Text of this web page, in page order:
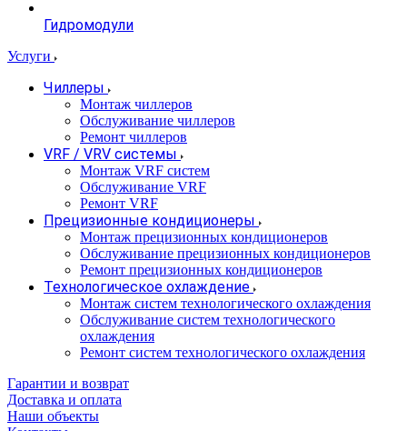
Гидромодули
Услуги
Чиллеры
Монтаж чиллеров
Обслуживание чиллеров
Ремонт чиллеров
VRF / VRV системы
Монтаж VRF систем
Обслуживание VRF
Ремонт VRF
Прецизионные кондиционеры
Монтаж прецизионных кондиционеров
Обслуживание прецизионных кондиционеров
Ремонт прецизионных кондиционеров
Технологическое охлаждение
Монтаж систем технологического охлаждения
Обслуживание систем технологического
охлаждения
Ремонт систем технологического охлаждения
Гарантии и возврат
Доставка и оплата
Наши объекты